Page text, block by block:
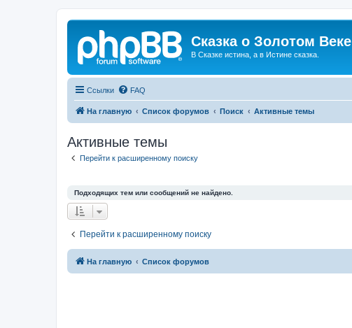
Сказка о Золотом Веке
В Сказке истина, а в Истине сказка.
Ссылки FAQ
На главную Список форумов Поиск Активные темы
Активные темы
Перейти к расширенному поиску
Подходящих тем или сообщений не найдено.
Перейти к расширенному поиску
На главную Список форумов